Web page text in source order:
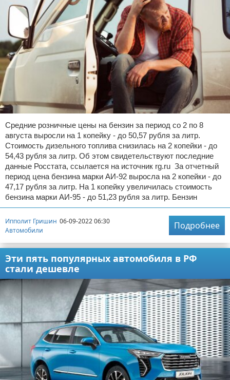
Средние розничные цены на бензин за период со 2 по 8
августа выросли на 1 копейку - до 50,57 рубля за литр.
Стоимость дизельного топлива снизилась на 2 копейки - до
54,43 рубля за литр. Об этом свидетельствуют последние
данные Росстата, ссылается на источник rg.ru За отчетный
период цена бензина марки АИ-92 выросла на 2 копейки - до
47,17 рубля за литр. На 1 копейку увеличилась стоимость
бензина марки АИ-95 - до 51,23 рубля за литр. Бензин
Ипполит Гришин 06-09-2022 06:30
Автомобили
Подробнее
Эти пять популярных автомобиля в РФ
стали дешевле